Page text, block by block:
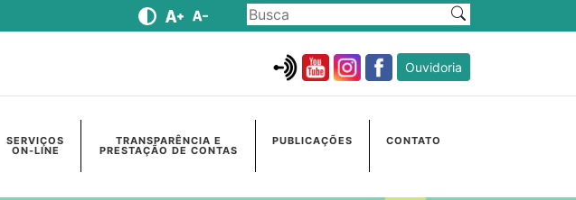
Ouvidoria
SERVIÇOS
ON-LINE
TRANSPARÊNCIA E
PRESTAÇÃO DE CONTAS
PUBLICAÇÕES CONTATO